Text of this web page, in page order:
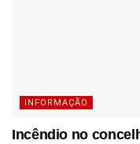
INFORMAÇÃO
Incêndio no